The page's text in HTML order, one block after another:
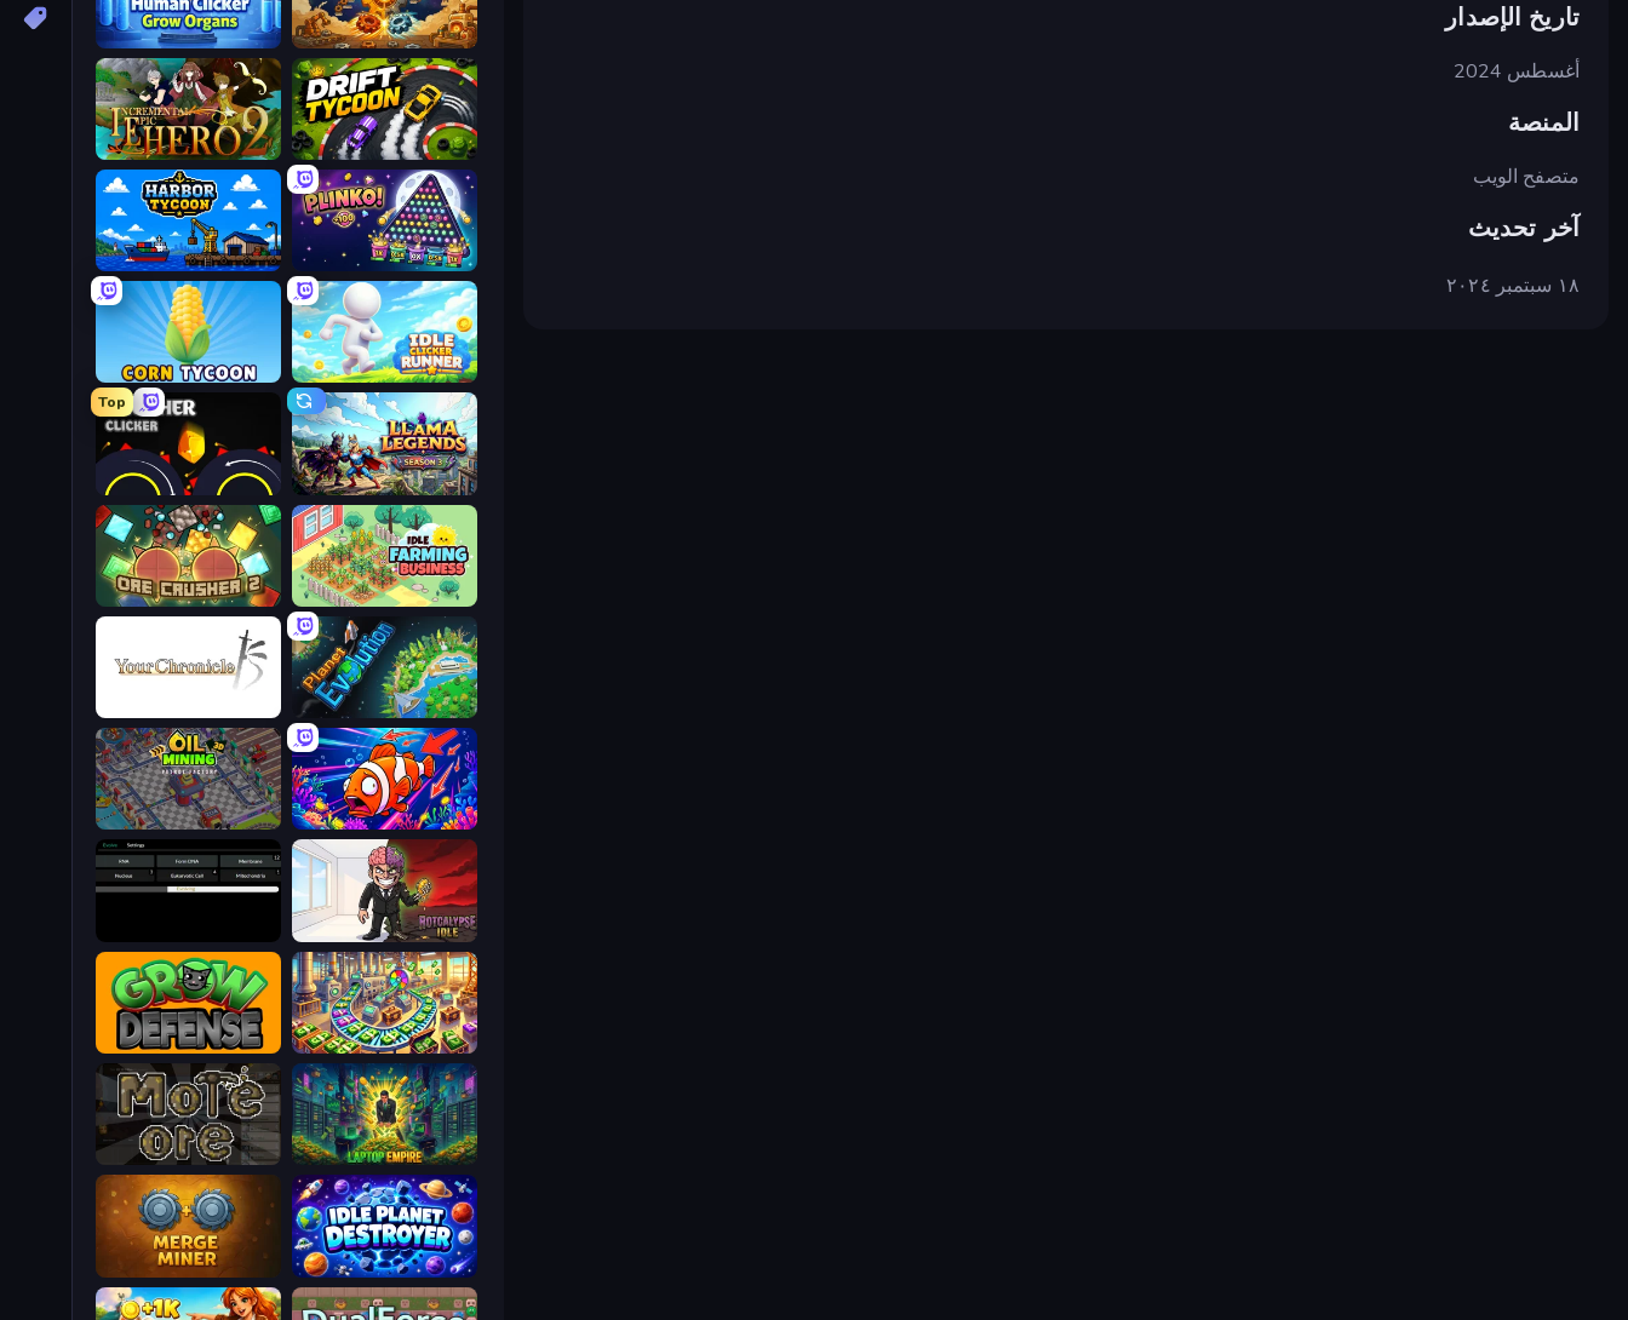
تاريخ الإصدار
أغسطس 2024
المنصة
متصفح الويب
آخر تحديث
١٨ سبتمبر ٢٠٢٤
Gear Factory
Human Clicker: Grow Organs
Drift Tycoon
Incremental Epic Hero 2
PLINKO!
Harbor Tycoon
Idle Clicker Runner
Corn Tycoon
Llama Legends
Top
Crusher Clicker
Idle Farming Business
OreCrusher 2
Your Chronicle
Fish Catch Idle
Oil Mining 3D: Petrol Factory
Evolve
Money Factory: Tycoon Idle Game
Grow Defense
Laptop Empire
More Ore
Idle Planet Destroyer
Merge Miner